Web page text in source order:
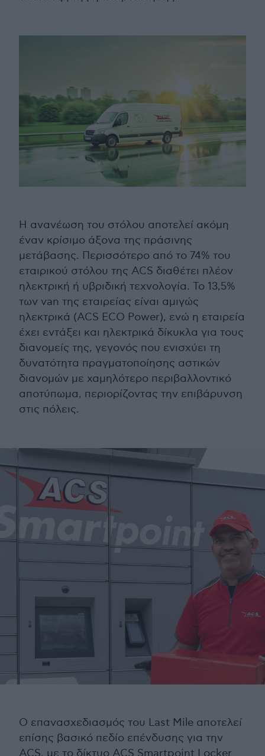
Η ανανέωση του στόλου αποτελεί ακόμη
έναν κρίσιμο άξονα της πράσινης
μετάβασης. Περισσότερο από το 74% του
εταιρικού στόλου της ACS διαθέτει πλέον
ηλεκτρική ή υβριδική τεχνολογία. Το 13,5%
των van της εταιρείας είναι αμιγώς
ηλεκτρικά (ACS ECO Power), ενώ η εταιρεία
έχει εντάξει και ηλεκτρικά δίκυκλα για τους
διανομείς της, γεγονός που ενισχύει τη
δυνατότητα πραγματοποίησης αστικών
διανομών με χαμηλότερο περιβαλλοντικό
αποτύπωμα, περιορίζοντας την επιβάρυνση
στις πόλεις.
Ο επανασχεδιασμός του Last Mile αποτελεί
επίσης βασικό πεδίο επένδυσης για την
ACS, με το δίκτυο ACS Smartpoint Locker